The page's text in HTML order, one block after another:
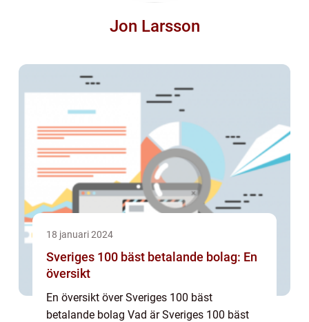
Jon Larsson
18 januari 2024
Sveriges 100 bäst betalande bolag: En
översikt
En översikt över Sveriges 100 bäst
betalande bolag Vad är Sveriges 100 bäst